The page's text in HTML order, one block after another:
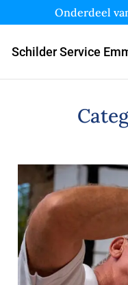
Onderdeel
Schilder Service